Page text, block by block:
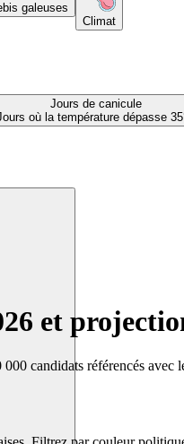
galeuses
Climat
Jours de canicule
où la température dépasse
et
candidats référencés avec